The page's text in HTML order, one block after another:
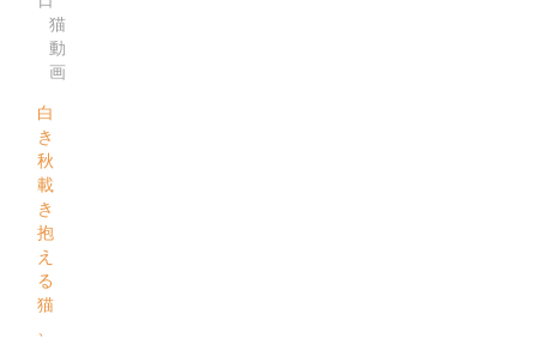
猫
動
画
白
き
秋
載
き
抱
え
る
猫